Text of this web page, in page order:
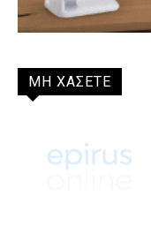
ΜΗ ΧΑΣΕΤΕ